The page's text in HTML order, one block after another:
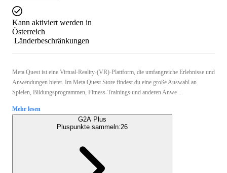
Kann aktiviert werden in
Österreich
Länderbeschränkungen
Meta Quest ist eine Virtual-Reality-(VR)-Plattform, die umfangreiche Erlebnisse und
Anwendungen bietet. Im Meta Quest Store findest du eine große Auswahl an
Spielen, Bildungsprogrammen, Fitness-Trainings und anderen Anwe ...
Mehr lesen
G2A Plus
Pluspunkte sammeln:26